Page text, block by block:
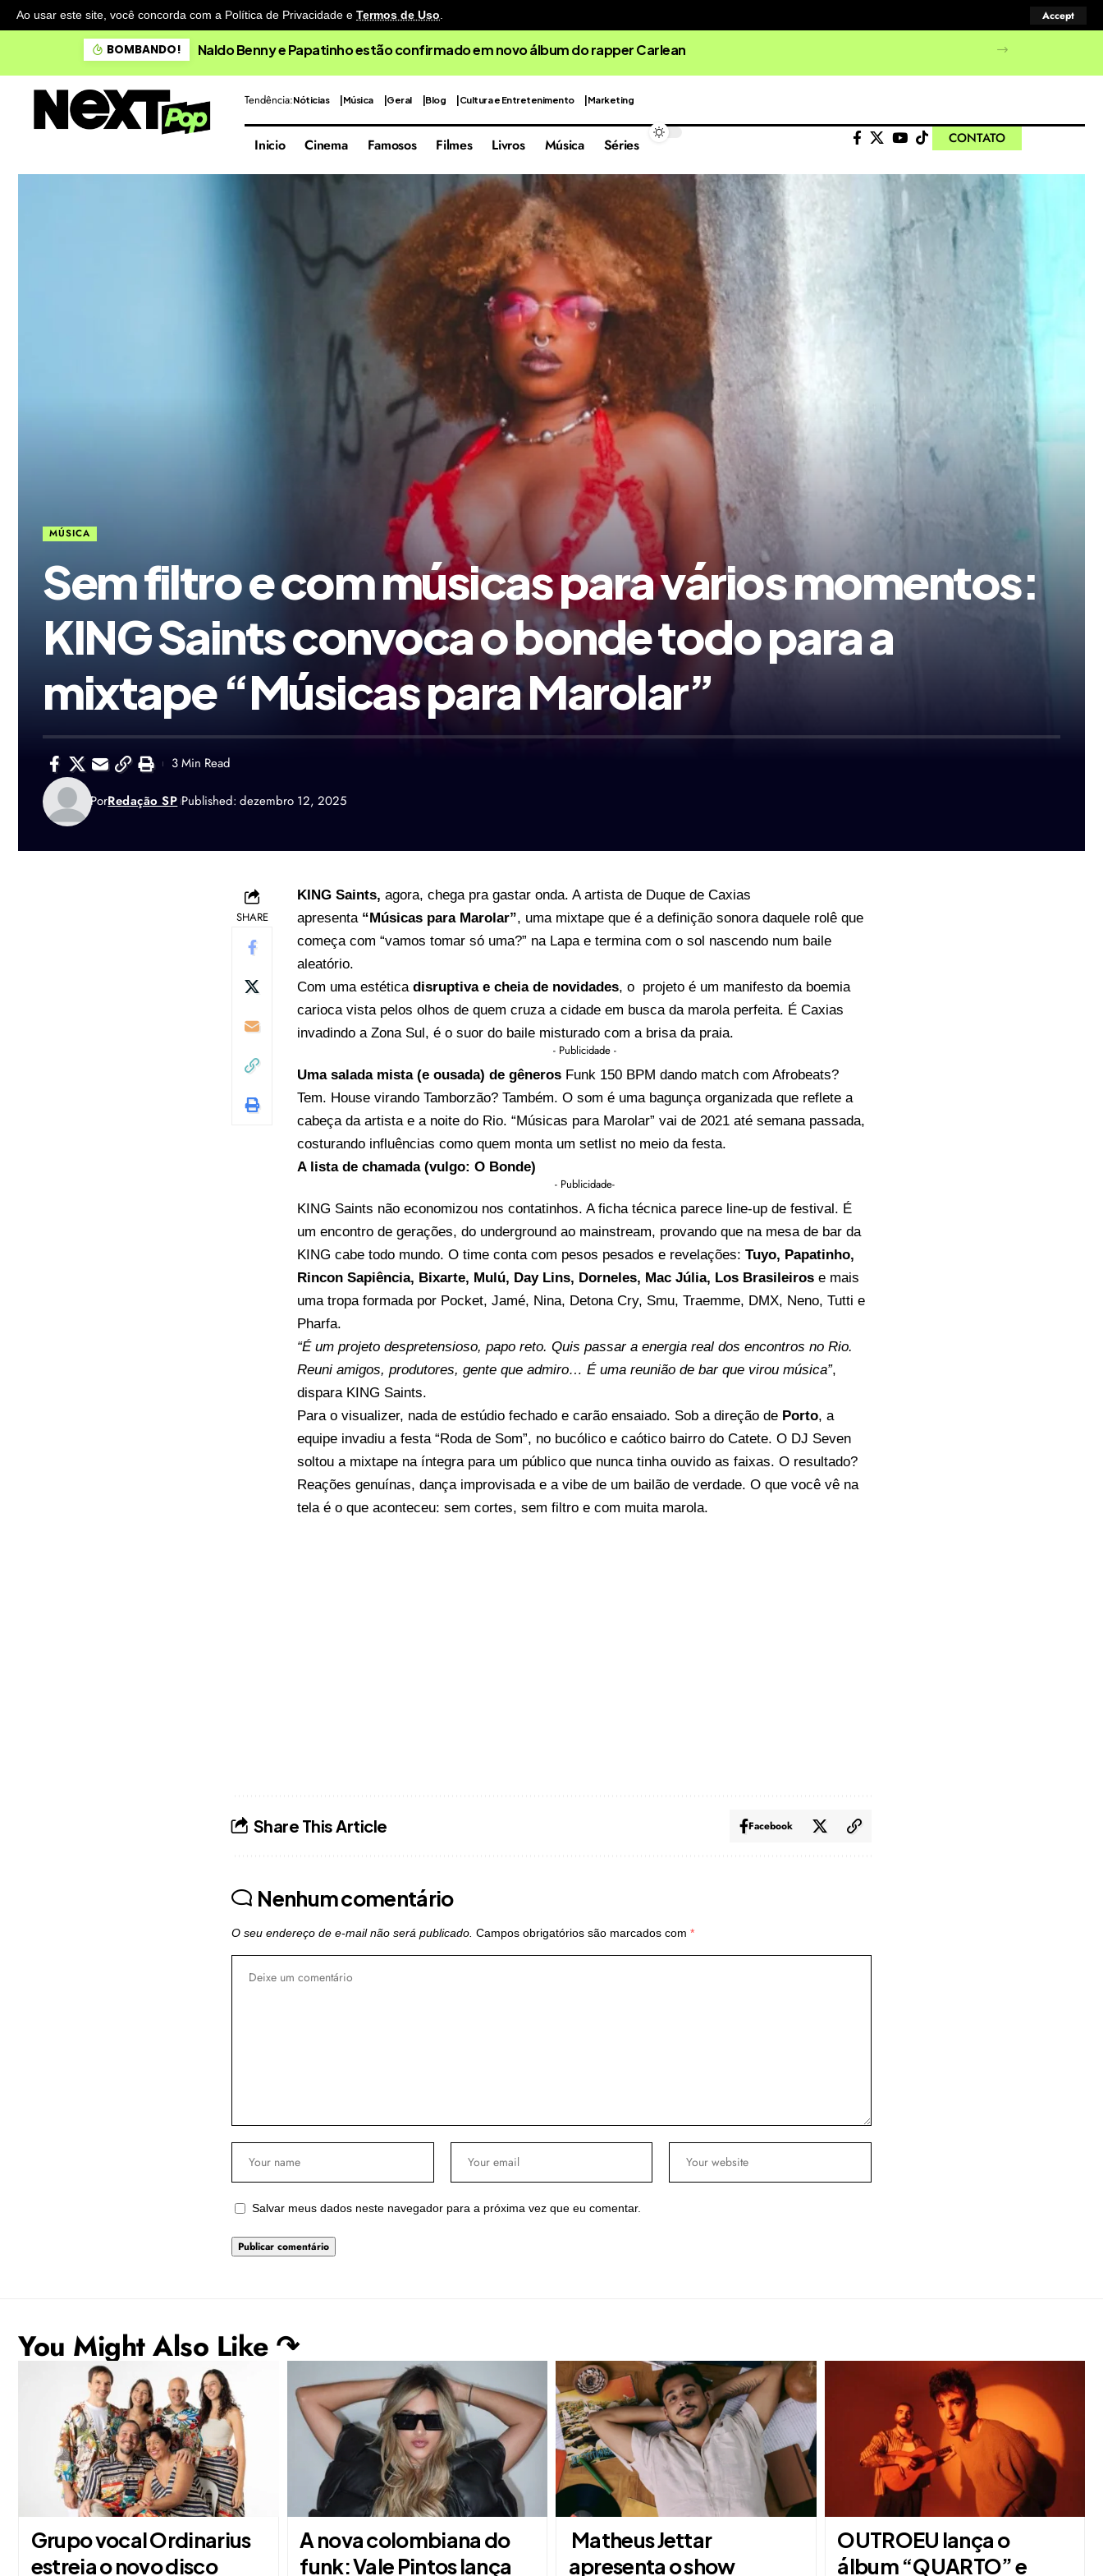
Ao usar este site, você concorda com a Política de Privacidade e Termos de Uso. Accept
BOMBANDO! Doce Maravilha apresenta cenografia reutilizável em sua quarta edição focada nas manifestações populares
Tendência:Nóticias Música Geral Blog Cultura e Entretenimento Marketing
Inicio Cinema Famosos Filmes Livros Música Séries CONTATO
MÚSICA
Sem filtro e com músicas para vários momentos:
KING Saints convoca o bonde todo para a
mixtape “Músicas para Marolar”
PorRedação SP Published: dezembro 12, 2025
3 Min Read
SHARE
KING Saints, agora, chega pra gastar onda. A artista de Duque de Caxias
apresenta “Músicas para Marolar”, uma mixtape que é a definição sonora daquele rolê que
começa com “vamos tomar só uma?” na Lapa e termina com o sol nascendo num baile
aleatório.
Com uma estética disruptiva e cheia de novidades, o projeto é um manifesto da boemia
carioca vista pelos olhos de quem cruza a cidade em busca da marola perfeita. É Caxias
invadindo a Zona Sul, é o suor do baile misturado com a brisa da praia.
- Publicidade -
Uma salada mista (e ousada) de gêneros Funk 150 BPM dando match com Afrobeats?
Tem. House virando Tamborzão? Também. O som é uma bagunça organizada que reflete a
cabeça da artista e a noite do Rio. “Músicas para Marolar” vai de 2021 até semana passada,
costurando influências como quem monta um setlist no meio da festa.
A lista de chamada (vulgo: O Bonde)
- Publicidade-
KING Saints não economizou nos contatinhos. A ficha técnica parece line-up de festival. É
um encontro de gerações, do underground ao mainstream, provando que na mesa de bar da
KING cabe todo mundo. O time conta com pesos pesados e revelações: Tuyo, Papatinho,
Rincon Sapiência, Bixarte, Mulú, Day Lins, Dorneles, Mac Júlia, Los Brasileiros e mais
uma tropa formada por Pocket, Jamé, Nina, Detona Cry, Smu, Traemme, DMX, Neno, Tutti e
Pharfa.
“É um projeto despretensioso, papo reto. Quis passar a energia real dos encontros no Rio.
Reuni amigos, produtores, gente que admiro… É uma reunião de bar que virou música”,
dispara KING Saints.
Para o visualizer, nada de estúdio fechado e carão ensaiado. Sob a direção de Porto, a
equipe invadiu a festa “Roda de Som”, no bucólico e caótico bairro do Catete. O DJ Seven
soltou a mixtape na íntegra para um público que nunca tinha ouvido as faixas. O resultado?
Reações genuínas, dança improvisada e a vibe de um bailão de verdade. O que você vê na
tela é o que aconteceu: sem cortes, sem filtro e com muita marola.
Share This Article Facebook
Nenhum comentário
O seu endereço de e-mail não será publicado. Campos obrigatórios são marcados com *
Salvar meus dados neste navegador para a próxima vez que eu comentar.
You Might Also Like ↷
Grupo vocal Ordinarius
estreia o novo disco
A nova colombiana do
funk: Vale Pintos lança
Matheus Jettar
apresenta o show
OUTROEU lança o
álbum “QUARTO” e